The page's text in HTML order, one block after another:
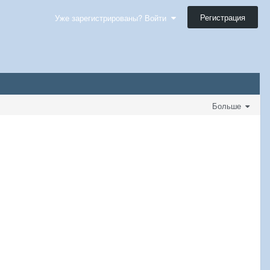
Уже зарегистрированы? Войти Регистрация
Больше